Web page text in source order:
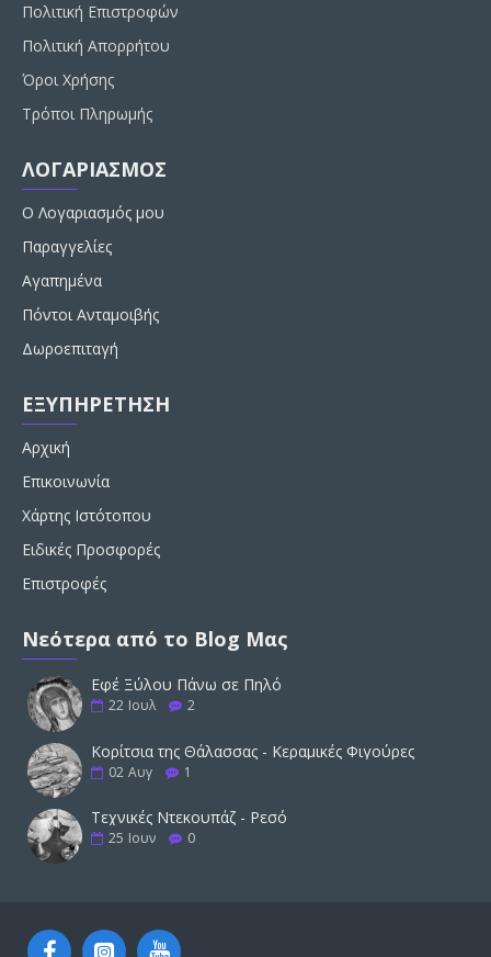
Πολιτική Επιστροφών
Πολιτική Απορρήτου
Όροι Χρήσης
Τρόποι Πληρωμής
ΛΟΓΑΡΙΑΣΜΟΣ
Ο Λογαριασμός μου
Παραγγελίες
Αγαπημένα
Πόντοι Ανταμοιβής
Δωροεπιταγή
ΕΞΥΠΗΡΕΤΗΣΗ
Αρχική
Επικοινωνία
Χάρτης Ιστότοπου
Ειδικές Προσφορές
Επιστροφές
Νεότερα από το Blog Μας
Εφέ Ξύλου Πάνω σε Πηλό
22 Ιουλ 2
Κορίτσια της Θάλασσας - Κεραμικές Φιγούρες
02 Αυγ 1
Τεχνικές Ντεκουπάζ - Ρεσό
25 Ιουν 0